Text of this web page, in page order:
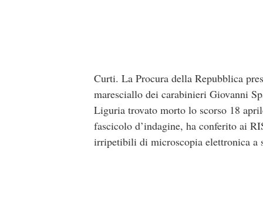
Curti. La Procura della Repubblica
maresciallo dei carabinieri Giovanni
Liguria trovato morto lo scorso 18
fascicolo d’indagine, ha conferito ai
irripetibili di microscopia elettronica a